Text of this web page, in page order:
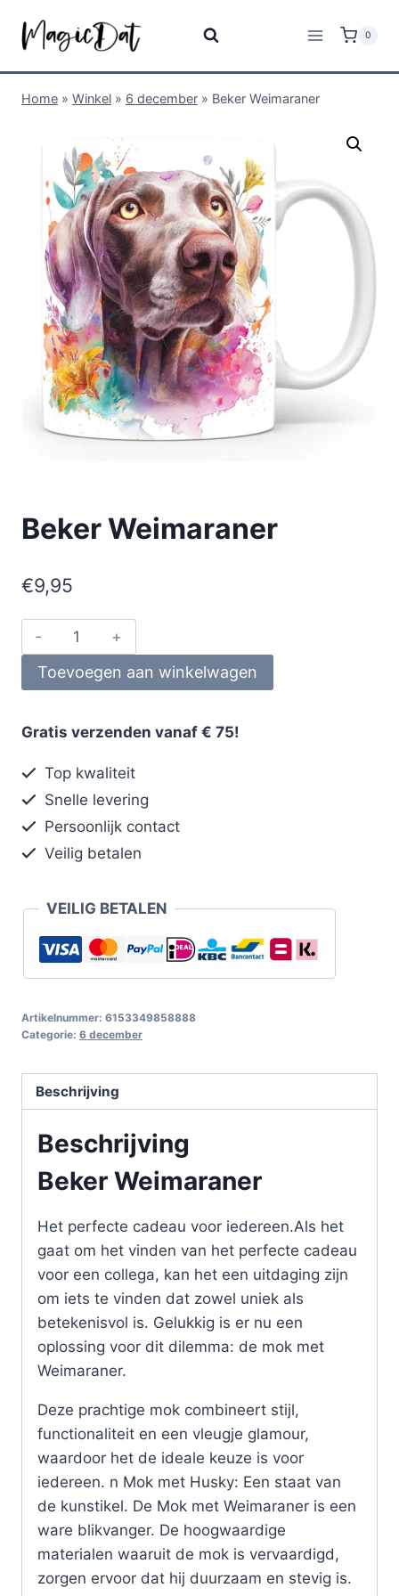
0
Home » Winkel » 6 december » Beker Weimaraner
Beker Weimaraner
€9,95
Toevoegen aan winkelwagen
Gratis verzenden vanaf € 75!
Top kwaliteit
Snelle levering
Persoonlijk contact
Veilig betalen
VEILIG BETALEN
Artikelnummer: 6153349858888
Categorie: 6 december
Beschrijving
Beschrijving
Beker Weimaraner
Het perfecte cadeau voor iedereen.Als het
gaat om het vinden van het perfecte cadeau
voor een collega, kan het een uitdaging zijn
om iets te vinden dat zowel uniek als
betekenisvol is. Gelukkig is er nu een
oplossing voor dit dilemma: de mok met
Weimaraner.
Deze prachtige mok combineert stijl,
functionaliteit en een vleugje glamour,
waardoor het de ideale keuze is voor
iedereen. n Mok met Husky: Een staat van
de kunstikel. De Mok met Weimaraner is een
ware blikvanger. De hoogwaardige
materialen waaruit de mok is vervaardigd,
zorgen ervoor dat hij duurzaam en stevig is.